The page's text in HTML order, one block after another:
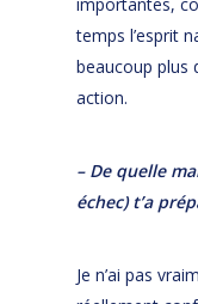
importantes,
temps l’esprit
beaucoup plus
action.
– De quelle
échec) t’a
Je n’ai pas